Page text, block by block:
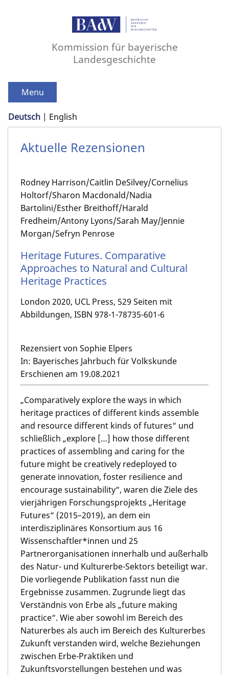
Kommission für bayerische
Landesgeschichte
Menu
Deutsch English
Aktuelle Rezensionen
Rodney Harrison/Caitlin DeSilvey/Cornelius
Holtorf/Sharon Macdonald/Nadia
Bartolini/Esther Breithoff/Harald
Fredheim/Antony Lyons/Sarah May/Jennie
Morgan/Sefryn Penrose
Heritage Futures. Comparative
Approaches to Natural and Cultural
Heritage Practices
London 2020, UCL Press, 529 Seiten mit
Abbildungen, ISBN 978-1-78735-601-6
Rezensiert von Sophie Elpers
In: Bayerisches Jahrbuch für Volkskunde
Erschienen am 19.08.2021
„Comparatively explore the ways in which
heritage practices of different kinds assemble
and resource different kinds of futures“ und
schließlich „explore […] how those different
practices of assembling and caring for the
future might be creatively redeployed to
generate innovation, foster resilience and
encourage sustainability“, waren die Ziele des
vierjährigen Forschungsprojekts „Heritage
Futures“ (2015–2019), an dem ein
interdisziplinäres Konsortium aus 16
Wissenschaftler*innen und 25
Partnerorganisationen innerhalb und außerhalb
des Natur- und Kulturerbe-Sektors beteiligt war.
Die vorliegende Publikation fasst nun die
Ergebnisse zusammen. Zugrunde liegt das
Verständnis von Erbe als „future making
practice“. Wie aber sowohl im Bereich des
Naturerbes als auch im Bereich des Kulturerbes
Zukunft verstanden wird, welche Beziehungen
zwischen Erbe-Praktiken und
Zukunftsvorstellungen bestehen und was